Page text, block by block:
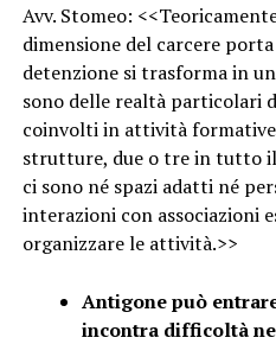
Avv. Stomeo:
dimensione del carcere
detenzione si trasforma in
sono delle realtà particolari
coinvolti in attività
strutture, due o tre in tutto
ci sono né spazi adatti né
interazioni con associazioni
organizzare le attività.>>
Antigone può
incontra difficoltà